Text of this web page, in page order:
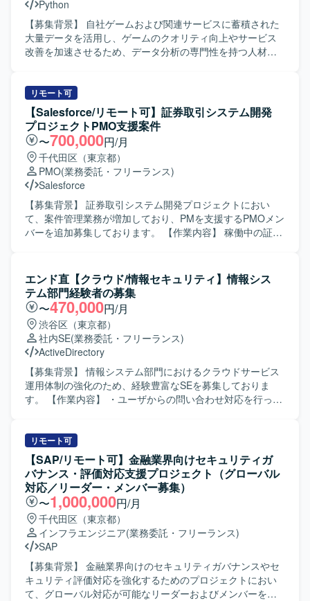
Python
【募集背景】 自社ゲームおよび関連サービスに蓄積された
大量データを活用し、ゲームのクオリティ向上やサービス
改善を加速させるため、データ分析の専門性を持つ人材を
して担当していただきます。 ・SQLを用いたデータ集計お
よびレポート作成を行います。 ・ソーシャルゲームに対す
る課題発見や施策検証を実施し、離脱・課金要因分析、イ
ベント分析、チャット分析（言語解析やChatGptなどによる
要約）を行います。 ・Redashや一部Streamlitを用いたダッ
シュボード作成を行います。 ・バトルシミュレーターや成
長シミュレーター、マッチングアルゴリズムなどのシミュ
レーション関連の分析を行います。 ・他社サービスのデー
タを用いた市場分析を行います。 ・社内の様々なスタッフ
に対して、分析結果に基づく助言や提案を行います。 ・分
析ツールを用いたデータの可視化と運用を行います。 ・新
る人物像】 ゲーム領域におけるデータ分析のプロフェッシ
ョナルを目指したい方や、将来的にデータ分析に強みを持
つゲームプロデューサーや事業責任者を目指したい方を求
めております。ゲームが好きで、データを通じてプロダク
ト価値向上に貢献したいという意欲をお持ちの方が望まし
いです。 【ポジションの魅力】 大型タイトルを継続的に創
出する体制の中で、オリジナルIPと有力IPの両軸で多様なゲ
ームプロジェクトに関わることができます。企画初期から
運用、海外展開まで一気通貫で携わることができ、ヒット
させるために何が必要かをデータの観点から徹底的に追求
きる環境です。チームの枠を越えて意見交換が活発で、大
きな裁量を持って挑戦できるカルチャーの中で、事業成長
と個人の成長の両方を実現していただけます。 【開発環
境】 ゲーム開発に必要な機材や技術投資が積極的に行われ
ており、希望に応じて最適な開発環境が整備されます。社
員食堂やカフェ、リラクゼーションスペースなどを備えた
オフィスで、快適な業務環境が用意されています。また、
プロジェクトのマイルストンに応じた有給奨励日や社員旅
行など、リフレッシュを兼ねた取り組みも実施されていま
す。
リモート可
【Salesforce/リモート可】証券取引システム開発
プロジェクトPMO支援案件
〜700,000円/月
千代田区（東京都）
PMO(業務委託・フリーランス)
Salesforce
【募集背景】 証券取引システム開発プロジェクトにおい
て、案件管理業務が増加しており、PMを支援するPMOメン
バーを追加募集しております。 【作業内容】 稼働中の証券
キュメントの作成・更新、内部定例会議の準備、会議日程
調整および運営、議事録作成を担当していただきます。 ま
た、Redmine等を用いたチケット起票・進捗管理、不具合
集計、課題やQAの追い回し、Salesforceへの入力作業など
もご対応いただきます。 【求める人物像】 自ら課題を見つ
けて主体的に動ける方を求めております。 コミュニケーシ
ョンを取りながら関係者と円滑に連携し、ドキュメント作
成や進捗管理を丁寧かつ正確に進められる方が望ましいで
す。 【ポジションの魅力】 大規模な証券取引システム開発
プロジェクトに参画し、PMの近くでプロジェクト管理業務
得・強化できる環境です。 【開発環境】 証券取引システム
開発プロジェクトにおける各種管理ツールおよびドキュメ
ント作成ツールを使用いたします。
エンド直【クラウド/情報セキュリティ】情報シス
テム部門経験者の募集
〜470,000円/月
渋谷区（東京都）
社内SE(業務委託・フリーランス)
ActiveDirectory
【募集背景】 情報システム部門におけるクラウドサービス
運用体制の強化のため、経験豊富なSEを募集しておりま
す。 【作業内容】 ・ユーザからの問い合わせ対応を行って
運用ルールの作成および管理業務を行っていただきます。
・グループ会社や外部協力会社との連携や調整業務を行っ
ていただきます。 【求める人物像】 ・主体的に業務に取り
組み、関係者と円滑にコミュニケーションが取れる方を求
めております。 ・新しい技術やサービスに関心を持ち、自
ら積極的に調査・検証できる方を歓迎いたします。 【ポジ
ションの魅力】 ・クラウドサービスの導入から運用まで一
連の業務に携わることで、幅広い知識と経験を積むことが
できます。 ・グループ会社や外部協力会社との連携を通じ
て、調整力や折衝力を高めることができます。 【開発環
境】 ・Google Workspace などのクラウドサービス環境を
中心に業務を行っていただきます。 ・Active Directory や
リモート可
【SAP/リモート可】金融業界向けセキュリティガ
バナンス・評価対応支援プロジェクト（グローバル
対応／リーダー・メンバー募集）
〜1,000,000円/月
千代田区（東京都）
インフラエンジニア(業務委託・フリーランス)
SAP
【募集背景】 金融業界向けのセキュリティガバナンスやセ
キュリティ評価対応を強化するためのプロジェクトにおい
て、グローバル対応が可能なリーダーおよびメンバーを募